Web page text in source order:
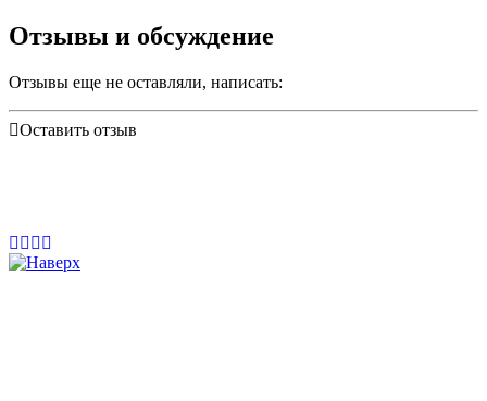
Отзывы и обсуждение
Отзывы еще не оставляли, написать:
Оставить отзыв